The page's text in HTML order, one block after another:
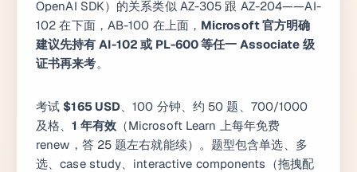
OpenAI SDK）的关系类似 AZ-305 跟 AZ-204——AI-
102 在下面，AB-100 在上面， Microsoft 官方明确
建议先持有 AI-102 或 PL-600 等任一 Associate 级
证书再来考。
考试 $165 USD、100 分钟、约 50 题、700/1000
及格、1 年有效（Microsoft Learn 上每年免费
renew，答 25 题左右就能续）。题型包含单选、多
选、case study、interactive components（拖拽配